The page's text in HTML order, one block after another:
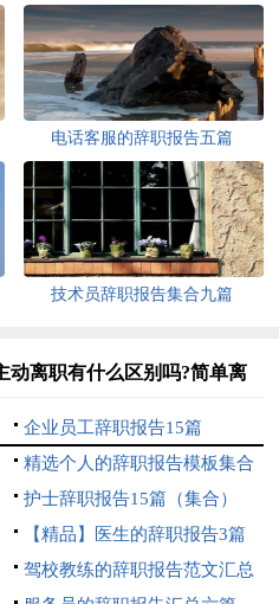
电话客服的辞职报告五篇
技术员辞职报告集合九篇
动离职有什么区别吗?简单离
企业员工辞职报告15篇
精选个人的辞职报告模板集合
十篇
护士辞职报告15篇（集合）
【精品】医生的辞职报告3篇
驾校教练的辞职报告范文汇总